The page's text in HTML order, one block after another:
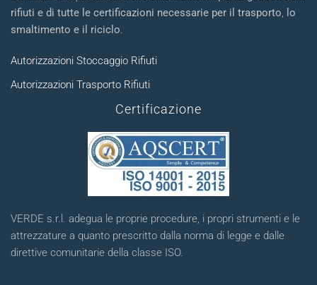
rifiuti e di tutte le certificazioni necessarie per il trasporto, lo
smaltimento e il riciclo.
Autorizzazioni Stoccaggio Rifiuti
Autorizzazioni Trasporto Rifiuti
Certificazione
VERDE s.r.l. adegua le proprie procedure, i propri strumenti e le
attrezzature a quanto prescritto dalla norma di legge e dalle
direttive comunitarie della classe ISO.